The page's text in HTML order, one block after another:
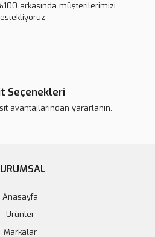
arkasında müşterilerimizi
Seçenekleri
avantajlarından yararlanın.
Anasayfa
Ürünler
Markalar